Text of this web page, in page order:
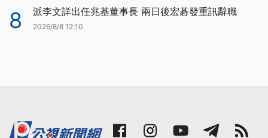
8 派李文詳出任兆基董事長 兩日後宏碁發重訊辭職
2026/8/8 12:10